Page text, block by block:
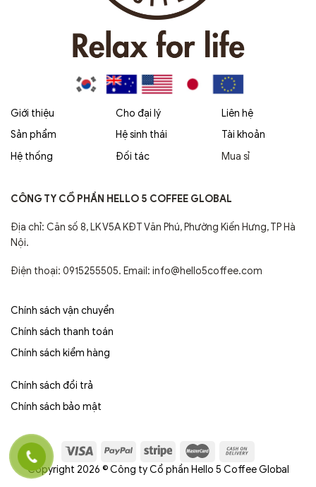
Giới thiệu
Sản phẩm
Hệ thống
Cho đại lý
Hệ sinh thái
Đối tác
Liên hệ
Tài khoản
Mua sỉ
CÔNG TY CỔ PHẦN HELLO 5 COFFEE GLOBAL
Địa chỉ: Căn số 8, LK V5A KĐT Văn Phú, Phường Kiến Hưng, TP Hà
Nội.
Điện thoại: 0915255505. Email: info@hello5coffee.com
Chính sách vận chuyển
Chính sách thanh toán
Chính sách kiểm hàng
Chính sách đổi trả
Chính sách bảo mật
Copyright 2026 © Công ty Cổ phần Hello 5 Coffee Global